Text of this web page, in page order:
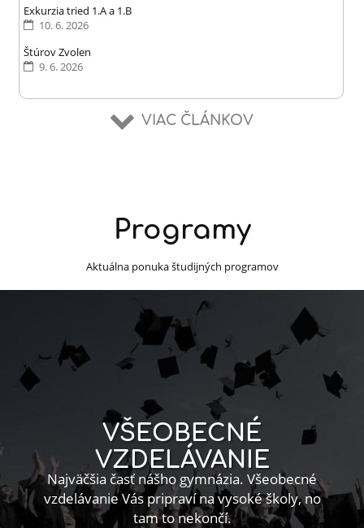
Exkurzia tried 1.A a 1.B
10. 6. 2026
Štúrov Zvolen
9. 6. 2026
VIAC ČLÁNKOV
Programy
Aktuálna ponuka študijných programov
Najväčšia časť nášho gymnázia. Všeobecné
vzdelávanie Vás pripraví na vysoké školy, no
tam to nekončí.
VŠEOBECNÉ
VZDELÁVANIE